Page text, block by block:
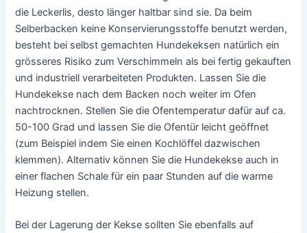
die Leckerlis, desto länger haltbar sind sie. Da beim
Selberbacken keine Konservierungsstoffe benutzt werden,
besteht bei selbst gemachten Hundekeksen natürlich ein
grösseres Risiko zum Verschimmeln als bei fertig gekauften
und industriell verarbeiteten Produkten. Lassen Sie die
Hundekekse nach dem Backen noch weiter im Ofen
nachtrocknen. Stellen Sie die Ofentemperatur dafür auf ca.
50-100 Grad und lassen Sie die Ofentür leicht geöffnet
(zum Beispiel indem Sie einen Kochlöffel dazwischen
klemmen). Alternativ können Sie die Hundekekse auch in
einer flachen Schale für ein paar Stunden auf die warme
Heizung stellen.
Bei der Lagerung der Kekse sollten Sie ebenfalls auf